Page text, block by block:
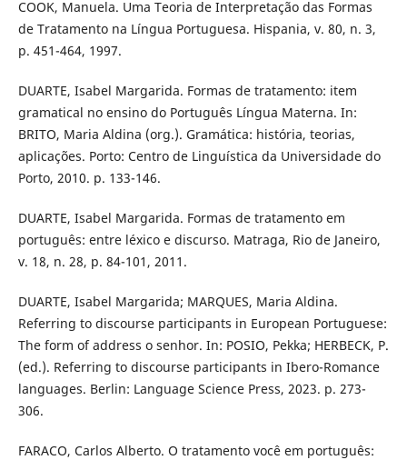
COOK, Manuela. Uma Teoria de Interpretação das Formas
de Tratamento na Língua Portuguesa. Hispania, v. 80, n. 3,
p. 451-464, 1997.
DUARTE, Isabel Margarida. Formas de tratamento: item
gramatical no ensino do Português Língua Materna. In:
BRITO, Maria Aldina (org.). Gramática: história, teorias,
aplicações. Porto: Centro de Linguística da Universidade do
Porto, 2010. p. 133-146.
DUARTE, Isabel Margarida. Formas de tratamento em
português: entre léxico e discurso. Matraga, Rio de Janeiro,
v. 18, n. 28, p. 84-101, 2011.
DUARTE, Isabel Margarida; MARQUES, Maria Aldina.
Referring to discourse participants in European Portuguese:
The form of address o senhor. In: POSIO, Pekka; HERBECK, P.
(ed.). Referring to discourse participants in Ibero-Romance
languages. Berlin: Language Science Press, 2023. p. 273-
306.
FARACO, Carlos Alberto. O tratamento você em português: